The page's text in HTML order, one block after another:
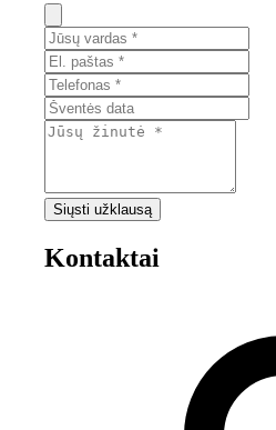
Siųsti užklausą
Kontaktai